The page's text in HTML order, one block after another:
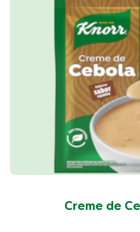
Creme de